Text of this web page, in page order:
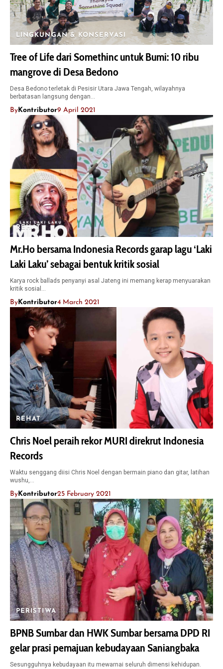
LINGKUNGAN & KONSERVASI
Tree of Life dari Somethinc untuk Bumi: 10 ribu
mangrove di Desa Bedono
Desa Bedono terletak di Pesisir Utara Jawa Tengah, wilayahnya
berbatasan langsung dengan…
By Kontributor9 April 2021
REHAT
Mr.Ho bersama Indonesia Records garap lagu ‘Laki
Laki Laku’ sebagai bentuk kritik sosial
Karya rock ballads penyanyi asal Jateng ini memang kerap menyuarakan
kritik sosial…
By Kontributor4 March 2021
REHAT
Chris Noel peraih rekor MURI direkrut Indonesia
Records
Waktu senggang diisi Chris Noel dengan bermain piano dan gitar, latihan
wushu,…
ByKontributor25 February 2021
PERISTIWA
BPNB Sumbar dan HWK Sumbar bersama DPD RI
gelar prasi pemajuan kebudayaan Saniangbaka
Sesungguhnya kebudayaan itu mewarnai seluruh dimensi kehidupan.